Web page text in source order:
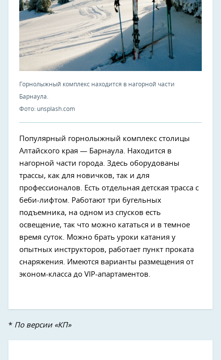
Горнолыжный комплекс находится в нагорной части
Барнаула.
Фото: unsplash.com
Популярный горнолыжный комплекс столицы
Алтайского края — Барнаула. Находится в
нагорной части города. Здесь оборудованы
трассы, как для новичков, так и для
профессионалов. Есть отдельная детская трасса с
беби-лифтом. Работают три бугельных
подъемника, на одном из спусков есть
освещение, так что можно кататься и в темное
время суток. Можно брать уроки катания у
опытных инструкторов, работает пункт проката
снаряжения. Имеются варианты размещения от
эконом-класса до VIP-апартаментов.
* По версии «КП»